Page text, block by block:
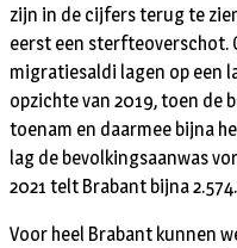
zijn in de cijfers terug te
eerst een sterfteoverschot.
migratiesaldi lagen op een
opzichte van 2019, toen de
toenam en daarmee bijna
lag de bevolkingsaanwas
2021 telt Brabant bijna
Voor heel Brabant kunnen